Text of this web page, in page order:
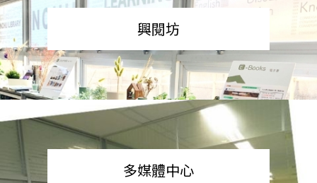
興閱坊
多媒體中心